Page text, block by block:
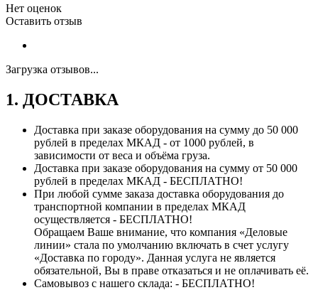
Нет оценок
Оставить отзыв
Загрузка отзывов...
1. ДОСТАВКА
Доставка при заказе оборудования на сумму до 50 000
рублей в пределах МКАД - от 1000 рублей, в
зависимости от веса и объёма груза.
Доставка при заказе оборудования на сумму от 50 000
рублей в пределах МКАД - БЕСПЛАТНО!
При любой сумме заказа доставка оборудования до
транспортной компании в пределах МКАД
осуществляется - БЕСПЛАТНО!
Обращаем Ваше внимание, что компания «Деловые
линии» стала по умолчанию включать в счет услугу
«Доставка по городу». Данная услуга не является
обязательной, Вы в праве отказаться и не оплачивать её.
Самовывоз с нашего склада: - БЕСПЛАТНО!